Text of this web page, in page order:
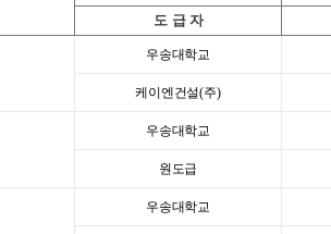
도 급 자
우송대학교
케이엔건설(주)
우송대학교
원도급
우송대학교